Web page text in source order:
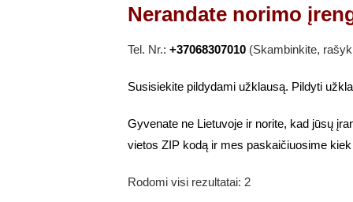
Nerandate norimo
Tel. Nr.: +37068307010 (Skambinkite,
Susisiekite pildydami užklausą. Pildyti
Gyvenate ne Lietuvoje ir norite, kad jūsų
vietos ZIP kodą ir mes paskaičiuosime
Rodomi visi rezultatai: 2